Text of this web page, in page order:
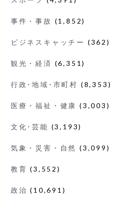
事件・事故 (1,852)
ビジネスキャッチー (362)
観光・経済 (6,351)
行政･地域･市町村 (8,353)
医療・福祉・健康 (3,003)
文化･芸能 (3,193)
気象・災害・自然 (3,099)
教育 (3,552)
政治 (10,691)